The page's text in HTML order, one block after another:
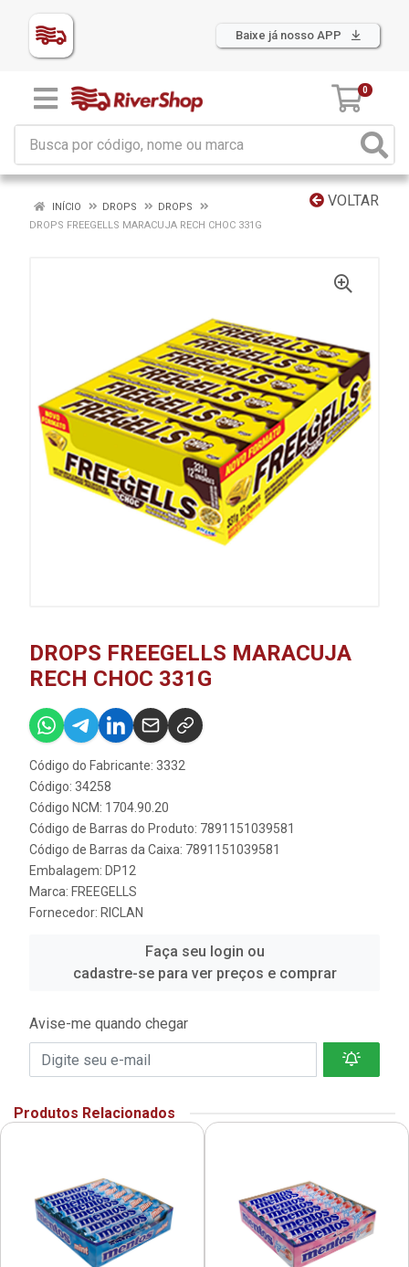
Baixe já nosso APP
0
VOLTAR
INÍCIO DROPS
DROPS
DROPS FREEGELLS MARACUJA RECH CHOC 331G
DROPS FREEGELLS MARACUJA
RECH CHOC 331G
Código do Fabricante: 3332
Código: 34258
Código NCM: 1704.90.20
Código de Barras do Produto: 7891151039581
Código de Barras da Caixa: 7891151039581
Embalagem: DP12
Marca: FREEGELLS
Fornecedor: RICLAN
Faça seu login ou
cadastre-se para ver preços e comprar
Avise-me quando chegar
Produtos Relacionados